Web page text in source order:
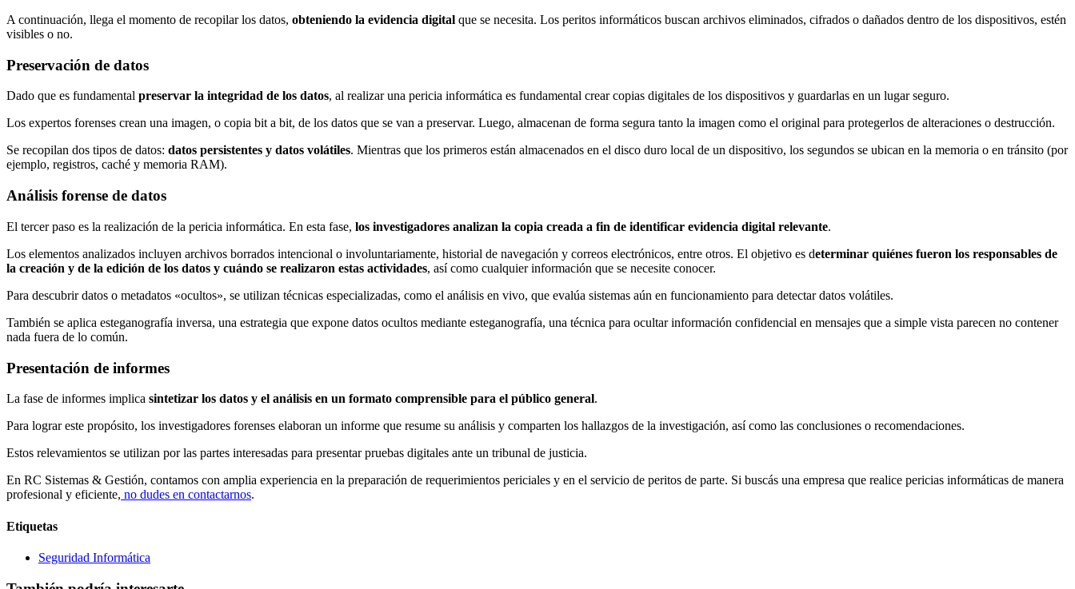
A continuación, llega el momento de recopilar los datos, obteniendo la evidencia digital que se necesita. Los peritos informáticos buscan archivos eliminados, cifrados o dañados dentro de los dispositivos, estén
visibles o no.
Preservación de datos
Dado que es fundamental preservar la integridad de los datos, al realizar una pericia informática es fundamental crear copias digitales de los dispositivos y guardarlas en un lugar seguro.
Los expertos forenses crean una imagen, o copia bit a bit, de los datos que se van a preservar. Luego, almacenan de forma segura tanto la imagen como el original para protegerlos de alteraciones o destrucción.
Se recopilan dos tipos de datos: datos persistentes y datos volátiles. Mientras que los primeros están almacenados en el disco duro local de un dispositivo, los segundos se ubican en la memoria o en tránsito (por
ejemplo, registros, caché y memoria RAM).
Análisis forense de datos
El tercer paso es la realización de la pericia informática. En esta fase, los investigadores analizan la copia creada a fin de identificar evidencia digital relevante.
Los elementos analizados incluyen archivos borrados intencional o involuntariamente, historial de navegación y correos electrónicos, entre otros. El objetivo es determinar quiénes fueron los responsables de
la creación y de la edición de los datos y cuándo se realizaron estas actividades, así como cualquier información que se necesite conocer.
Para descubrir datos o metadatos «ocultos», se utilizan técnicas especializadas, como el análisis en vivo, que evalúa sistemas aún en funcionamiento para detectar datos volátiles.
También se aplica esteganografía inversa, una estrategia que expone datos ocultos mediante esteganografía, una técnica para ocultar información confidencial en mensajes que a simple vista parecen no contener
nada fuera de lo común.
Presentación de informes
La fase de informes implica sintetizar los datos y el análisis en un formato comprensible para el público general.
Para lograr este propósito, los investigadores forenses elaboran un informe que resume su análisis y comparten los hallazgos de la investigación, así como las conclusiones o recomendaciones.
Estos relevamientos se utilizan por las partes interesadas para presentar pruebas digitales ante un tribunal de justicia.
En RC Sistemas & Gestión, contamos con amplia experiencia en la preparación de requerimientos periciales y en el servicio de peritos de parte. Si buscás una empresa que realice pericias informáticas de manera
profesional y eficiente, no dudes en contactarnos.
Etiquetas
Seguridad Informática